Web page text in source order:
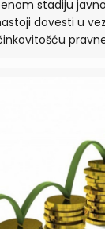
stadiju
dovesti u